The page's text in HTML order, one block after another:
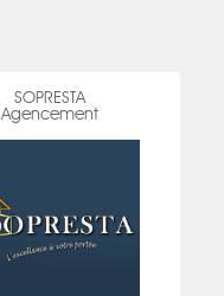
SOPRESTA
Agencement